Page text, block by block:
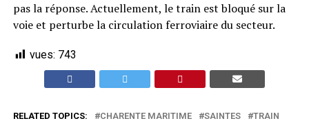
pas la réponse. Actuellement, le train est bloqué sur la
voie et perturbe la circulation ferroviaire du secteur.
vues: 743
RELATED TOPICS: CHARENTE MARITIME SAINTES TRAIN